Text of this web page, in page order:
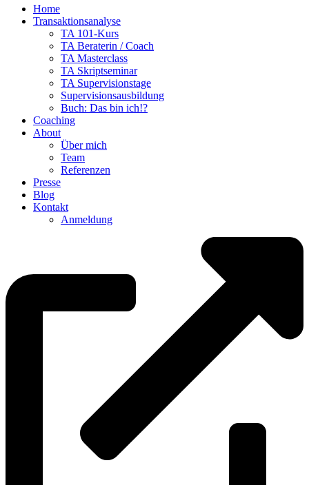
Home
Transaktionsanalyse
TA 101-Kurs
TA Beraterin / Coach
TA Masterclass
TA Skriptseminar
TA Supervisionstage
Supervisionsausbildung
Buch: Das bin ich!?
Coaching
About
Über mich
Team
Referenzen
Presse
Blog
Kontakt
Anmeldung